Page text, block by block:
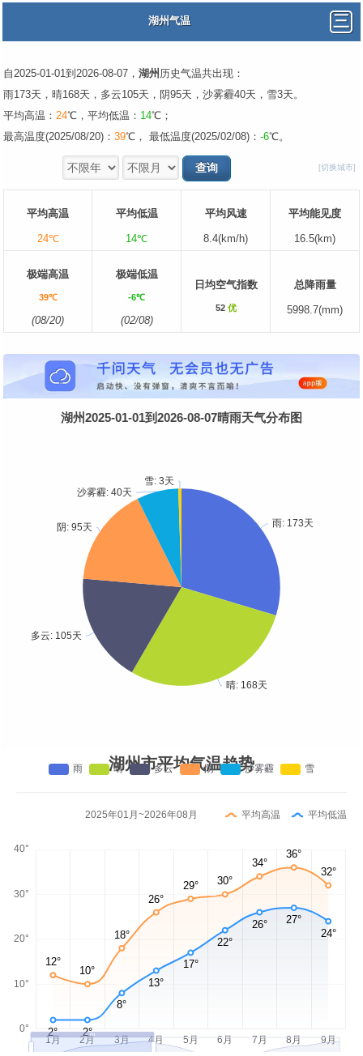
湖州气温
自2025-01-01到2026-08-07， 湖州 历史气温共出现：
雨173天，晴168天，多云105天，阴95天，沙雾霾40天，雪3天。
平均高温： 24℃，平均低温： 14℃；
最高温度(2025/08/20)： 39℃， 最低温度(2025/02/08)： -6℃。
[切换城市]
平均高温
24℃
平均低温
14℃
平均风速
8.4(km/h)
平均能见度
16.5(km)
极端高温
39℃
(08/20)
极端低温
-6℃
(02/08)
日均空气指数
52 优
总降雨量
5998.7(mm)
湖州2025-01-01到2026-08-07晴雨天气分布图
湖州市平均气温趋势
2025年01月~2026年08月 平均高温 平均低温